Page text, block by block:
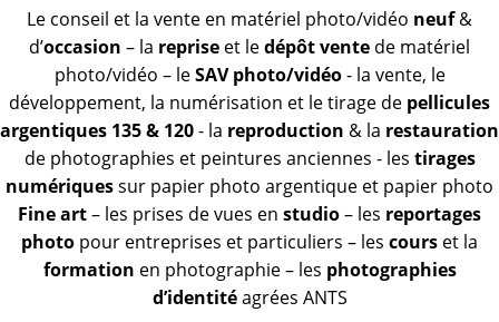
Le conseil et la vente en matériel photo/vidéo neuf&
d’occasion – la reprise et ledépôt vente de matériel
photo/vidéo – leSAV photo/vidéo- la vente, le
développement, la numérisation et le tirage de pellicules
argentiques 135 & 120- la reproduction & la restauration
de photographies et peintures anciennes - les tirages
numériquessur papier photo argentique et papier photo
Fine art– les prises de vues en studio– les reportages
photo pour entreprises et particuliers – les cours et la
formation en photographie – les photographies
d’identitéagrées ANTS